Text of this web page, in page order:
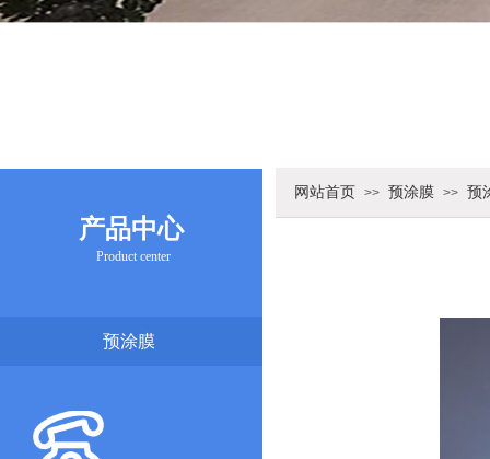
网站首页 >> 预涂膜 >> 预
预涂膜
产品中心
Product center